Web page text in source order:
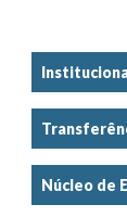
Núcleo de